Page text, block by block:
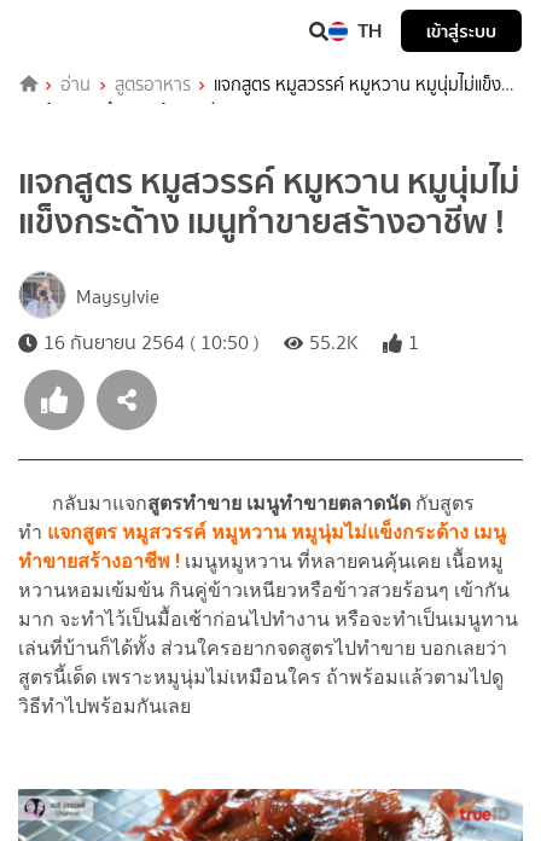
TH เข้าสู่ระบบ
อ่าน สูตรอาหาร
แจกสูตร หมูสวรรค์ หมูหวาน หมูนุ่มไม่แข็ง
กระด้าง เมนูทำขายสร้างอาชีพ !
แจกสูตร หมูสวรรค์ หมูหวาน หมูนุ่มไม่
แข็งกระด้าง เมนูทำขายสร้างอาชีพ !
Maysylvie
16 กันยายน 2564 ( 10:50 )
55.2K 1
กลับมาแจกสูตรทำขาย เมนูทำขายตลาดนัด กับสูตร
ทำ แจกสูตร หมูสวรรค์ หมูหวาน หมูนุ่มไม่แข็งกระด้าง เมนู
ทำขายสร้างอาชีพ ! เมนูหมูหวาน ที่หลายคนคุ้นเคย เนื้อหมู
หวานหอมเข้มข้น กินคู่ข้าวเหนียวหรือข้าวสวยร้อนๆ เข้ากัน
มาก จะทำไว้เป็นมื้อเช้าก่อนไปทำงาน หรือจะทำเป็นเมนูทาน
เล่นที่บ้านก็ได้ทั้ง ส่วนใครอยากจดสูตรไปทำขาย บอกเลยว่า
สูตรนี้เด็ด เพราะหมูนุ่มไม่เหมือนใคร ถ้าพร้อมแล้วตามไปดู
วิธีทำไปพร้อมกันเลย